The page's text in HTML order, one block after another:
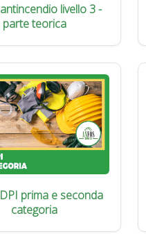
livello 3 -
parte teorica
prima e seconda
categoria